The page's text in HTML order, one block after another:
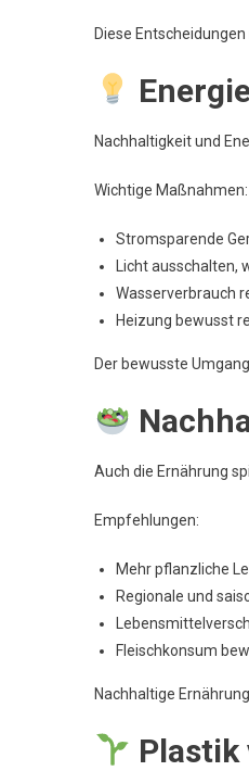
Diese
Nachhaltigkeit und
Wichtige Maßnahmen:
Stromsparende
Licht ausschalten,
Wasserverbrauch
Heizung bewusst
Der bewusste
Auch die Ernährung
Empfehlungen:
Mehr pflanzliche
Regionale und
Fleischkonsum
Nachhaltige
Plastik